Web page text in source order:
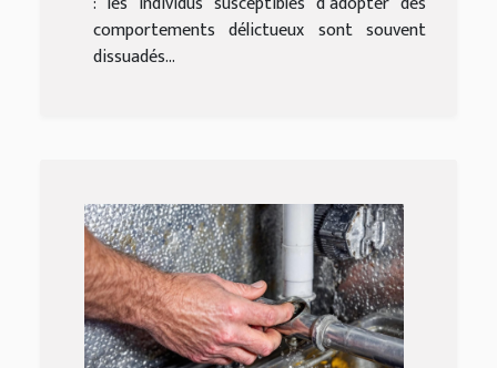
comportements délictueux sont souvent
dissuadés...